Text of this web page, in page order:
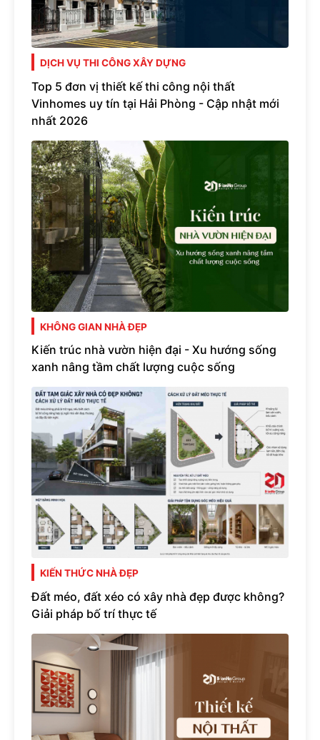
DỊCH VỤ THI CÔNG XÂY DỰNG
Top 5 đơn vị thiết kế thi công nội thất
Vinhomes uy tín tại Hải Phòng - Cập nhật mới
nhất 2026
KHÔNG GIAN NHÀ ĐẸP
Kiến trúc nhà vườn hiện đại - Xu hướng sống
xanh nâng tầm chất lượng cuộc sống
KIẾN THỨC NHÀ ĐẸP
Đất méo, đất xéo có xây nhà đẹp được không?
Giải pháp bố trí thực tế